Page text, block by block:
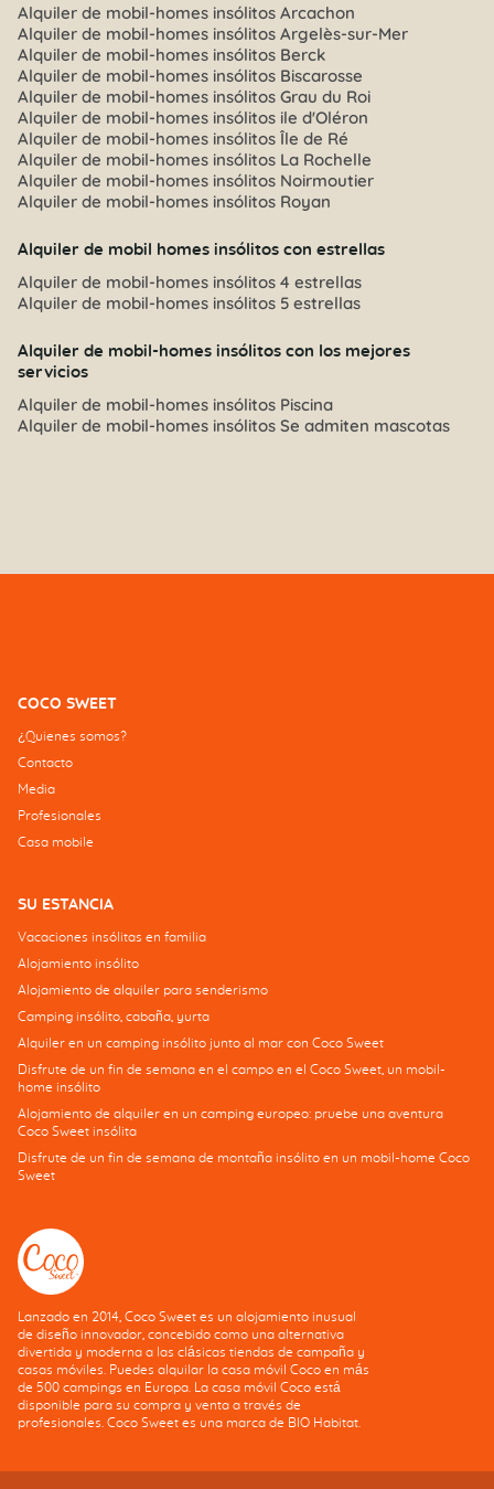
Alquiler de mobil-homes insólitos Arcachon
Alquiler de mobil-homes insólitos Argelès-sur-Mer
Alquiler de mobil-homes insólitos Berck
Alquiler de mobil-homes insólitos Biscarosse
Alquiler de mobil-homes insólitos Grau du Roi
Alquiler de mobil-homes insólitos ile d'Oléron
Alquiler de mobil-homes insólitos Île de Ré
Alquiler de mobil-homes insólitos La Rochelle
Alquiler de mobil-homes insólitos Noirmoutier
Alquiler de mobil-homes insólitos Royan
Alquiler de mobil homes insólitos con estrellas
Alquiler de mobil-homes insólitos 4 estrellas
Alquiler de mobil-homes insólitos 5 estrellas
Alquiler de mobil-homes insólitos con los mejores
servicios
Alquiler de mobil-homes insólitos Piscina
Alquiler de mobil-homes insólitos Se admiten mascotas
COCO SWEET
¿Quienes somos?
Contacto
Media
Profesionales
Casa mobile
SU ESTANCIA
Vacaciones insólitas en familia
Alojamiento insólito
Alojamiento de alquiler para senderismo
Camping insólito, cabaña, yurta
Alquiler en un camping insólito junto al mar con Coco Sweet
Disfrute de un fin de semana en el campo en el Coco Sweet, un mobil-
home insólito
Alojamiento de alquiler en un camping europeo: pruebe una aventura
Coco Sweet insólita
Disfrute de un fin de semana de montaña insólito en un mobil-home Coco
Sweet
Lanzado en 2014, Coco Sweet es un alojamiento inusual
de diseño innovador, concebido como una alternativa
divertida y moderna a las clásicas tiendas de campaña y
casas móviles. Puedes alquilar la casa móvil Coco en más
de 500 campings en Europa. La casa móvil Coco está
disponible para su compra y venta a través de
profesionales. Coco Sweet es una marca de BIO Habitat.